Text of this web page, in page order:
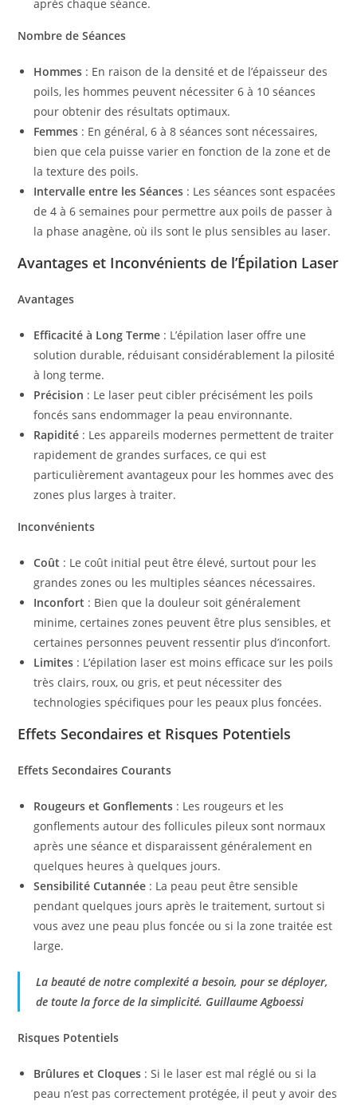
après chaque séance.
Nombre de Séances
Hommes : En raison de la densité et de l’épaisseur des
poils, les hommes peuvent nécessiter 6 à 10 séances
pour obtenir des résultats optimaux.
Femmes : En général, 6 à 8 séances sont nécessaires,
bien que cela puisse varier en fonction de la zone et de
la texture des poils.
Intervalle entre les Séances : Les séances sont espacées
de 4 à 6 semaines pour permettre aux poils de passer à
la phase anagène, où ils sont le plus sensibles au laser.
Avantages et Inconvénients de l’Épilation Laser
Avantages
Efficacité à Long Terme : L’épilation laser offre une
solution durable, réduisant considérablement la pilosité
à long terme.
Précision : Le laser peut cibler précisément les poils
foncés sans endommager la peau environnante.
Rapidité : Les appareils modernes permettent de traiter
rapidement de grandes surfaces, ce qui est
particulièrement avantageux pour les hommes avec des
zones plus larges à traiter.
Inconvénients
Coût : Le coût initial peut être élevé, surtout pour les
grandes zones ou les multiples séances nécessaires.
Inconfort : Bien que la douleur soit généralement
minime, certaines zones peuvent être plus sensibles, et
certaines personnes peuvent ressentir plus d’inconfort.
Limites : L’épilation laser est moins efficace sur les poils
très clairs, roux, ou gris, et peut nécessiter des
technologies spécifiques pour les peaux plus foncées.
Effets Secondaires et Risques Potentiels
Effets Secondaires Courants
Rougeurs et Gonflements : Les rougeurs et les
gonflements autour des follicules pileux sont normaux
après une séance et disparaissent généralement en
quelques heures à quelques jours.
Sensibilité Cutannée : La peau peut être sensible
pendant quelques jours après le traitement, surtout si
vous avez une peau plus foncée ou si la zone traitée est
large.
La beauté de notre complexité a besoin, pour se déployer,
de toute la force de la simplicité. Guillaume Agboessi
Risques Potentiels
Brûlures et Cloques : Si le laser est mal réglé ou si la
peau n’est pas correctement protégée, il peut y avoir des